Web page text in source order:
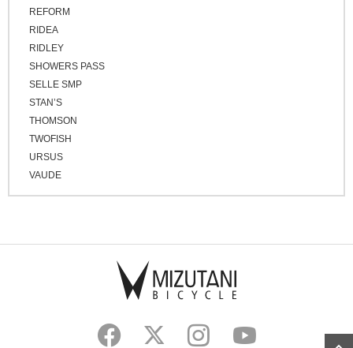
REFORM
RIDEA
RIDLEY
SHOWERS PASS
SELLE SMP
STAN’S
THOMSON
TWOFISH
URSUS
VAUDE